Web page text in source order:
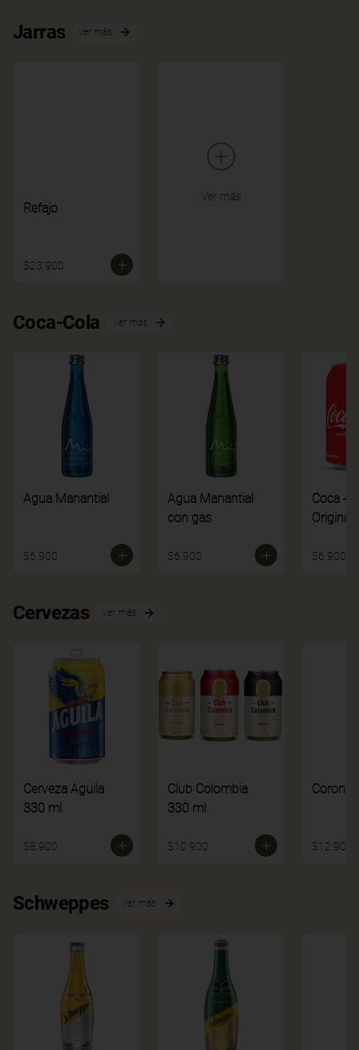
Jarras Ver más
Refajo
$23.900
Ver más
Coca-Cola Ver más
Agua Manantial
$6.900
Agua Manantial
con gas
$6.900
Coca -
Original
$6.900
Cervezas Ver más
Cerveza Aguila
330 ml
$8.900
Club Colombia
330 ml
$10.900
Corona
$12.900
Schweppes Ver más